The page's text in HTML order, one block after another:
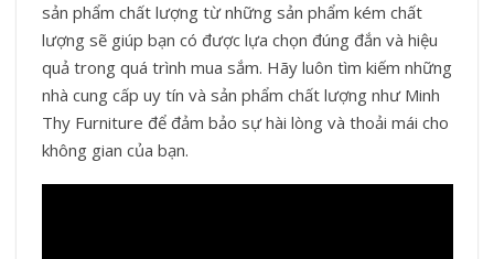
sản phẩm chất lượng từ những sản phẩm kém chất
lượng sẽ giúp bạn có được lựa chọn đúng đắn và hiệu
quả trong quá trình mua sắm. Hãy luôn tìm kiếm những
nhà cung cấp uy tín và sản phẩm chất lượng như Minh
Thy Furniture để đảm bảo sự hài lòng và thoải mái cho
không gian của bạn.